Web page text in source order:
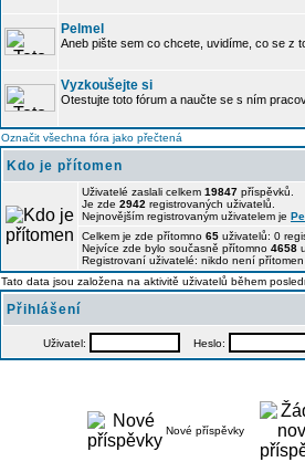
Pelmel
Aneb pište sem co chcete, uvidíme, co se z
Vyzkoušejte si
Otestujte toto fórum a naučte se s ním
Označit všechna fóra jako přečtená
Kdo je přítomen
Uživatelé zaslali celkem 19847 příspěvků.
Je zde 2942 registrovaných uživatelů.
Nejnovějším registrovaným uživatelem je
Celkem je zde přítomno 65 uživatelů: 0
Nejvíce zde bylo současně přítomno 4658
Registrovaní uživatelé: nikdo není přítomen
Tato data jsou založena na aktivitě uživatelů během
Přihlášení
Uživatel: Heslo:
Nové příspěvky